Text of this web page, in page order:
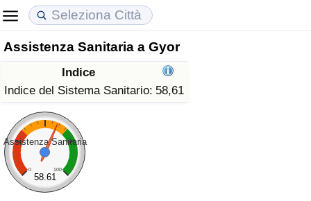
Assistenza Sanitaria a Gyor
Indice
Indice del Sistema Sanitario: 58,61
Assistenza Sanitaria
0 100
58.61
Costo della vita
Indice Del Costo Della Vita (corrente)
Indice Del Costo Della Vita
Indice del Costo della Vita per Nazione
ad Aqaba
Prezzi degli immobili
Indice del Prezzo delle Case (Corrente)
Indice del Prezzo delle Case
Indice del Prezzo delle Case per Nazione
Qualità della Vita
Indice della Qualità della Vita
Indice della Qualità della Vita (Corrente)
Indice della qualità della vita per Paese
Criminalità